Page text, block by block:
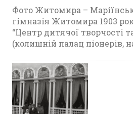
Фото Житомира –
гімназія Житомира 1903
“Центр дитячої творчості
(колишній палац піонерів,